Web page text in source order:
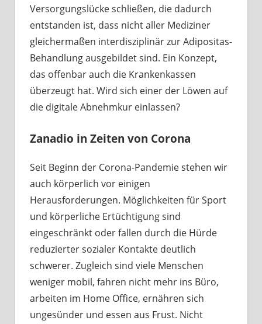
Versorgungslücke schließen, die dadurch
entstanden ist, dass nicht aller Mediziner
gleichermaßen interdisziplinär zur Adipositas-
Behandlung ausgebildet sind. Ein Konzept,
das offenbar auch die Krankenkassen
überzeugt hat. Wird sich einer der Löwen auf
die digitale Abnehmkur einlassen?
Zanadio in Zeiten von Corona
Seit Beginn der Corona-Pandemie stehen wir
auch körperlich vor einigen
Herausforderungen. Möglichkeiten für Sport
und körperliche Ertüchtigung sind
eingeschränkt oder fallen durch die Hürde
reduzierter sozialer Kontakte deutlich
schwerer. Zugleich sind viele Menschen
weniger mobil, fahren nicht mehr ins Büro,
arbeiten im Home Office, ernähren sich
ungesünder und essen aus Frust. Nicht